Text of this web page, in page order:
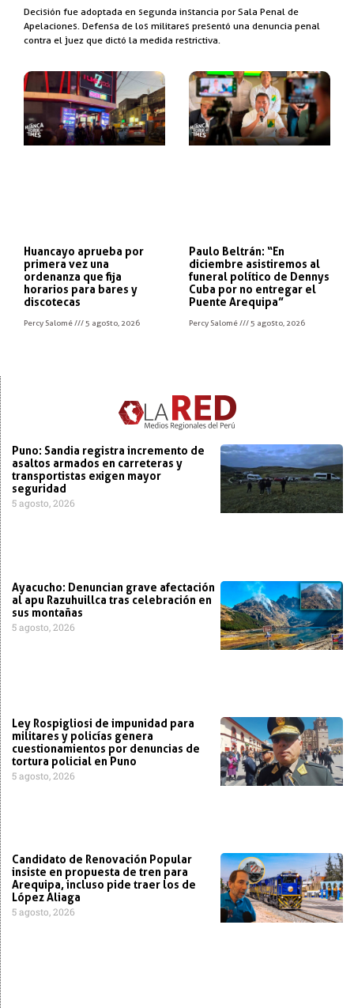
Decisión fue adoptada en segunda instancia por Sala Penal de
Apelaciones. Defensa de los militares presentó una denuncia penal
contra el juez que dictó la medida restrictiva.
Huancayo aprueba por
primera vez una
ordenanza que fija
horarios para bares y
discotecas
Percy Salomé 5 agosto, 2026
Paulo Beltrán: “En
diciembre asistiremos al
funeral político de Dennys
Cuba por no entregar el
Puente Arequipa”
Percy Salomé 5 agosto, 2026
Puno: Sandia registra incremento de
asaltos armados en carreteras y
transportistas exigen mayor
seguridad
5 agosto, 2026
Ayacucho: Denuncian grave afectación
al apu Razuhuillca tras celebración en
sus montañas
5 agosto, 2026
Ley Rospigliosi de impunidad para
militares y policías genera
cuestionamientos por denuncias de
tortura policial en Puno
5 agosto, 2026
Candidato de Renovación Popular
insiste en propuesta de tren para
Arequipa, incluso pide traer los de
López Aliaga
5 agosto, 2026